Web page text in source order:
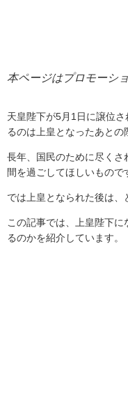
本ページはプロモーシ
天皇陛下が5 月 1 日に譲位
るのは上皇となったあとの
長年、国民のために尽くさ
間を過ごしてほしいもので
では上皇となられた後は、
この記事では、上皇陛下
るのかを紹介しています。